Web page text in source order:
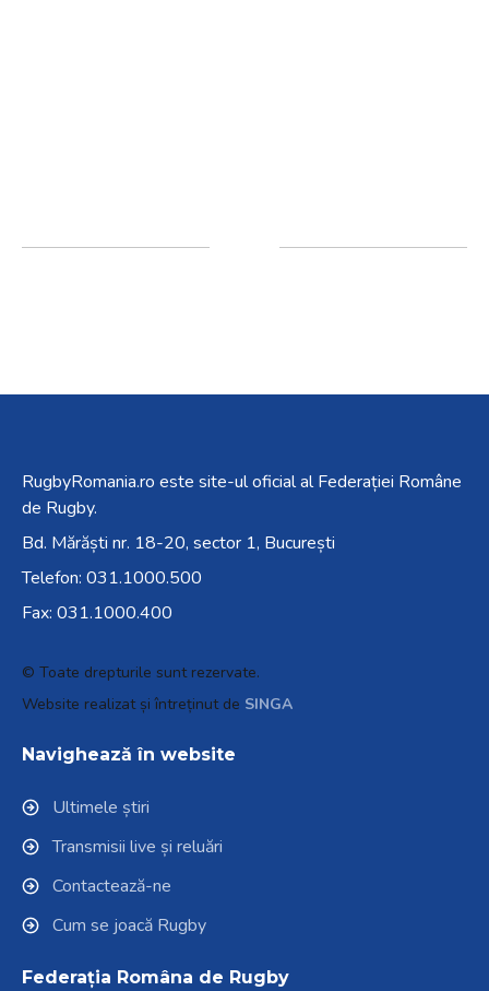
RugbyRomania.ro este site-ul oficial al Federației Române
de Rugby.
Bd. Mărăști nr. 18-20, sector 1, București
Telefon: 031.1000.500
Fax: 031.1000.400
© Toate drepturile sunt rezervate.
Website realizat și întreținut de SINGA
Navighează în website
Ultimele știri
Transmisii live și reluări
Contactează-ne
Cum se joacă Rugby
Federația Româna de Rugby